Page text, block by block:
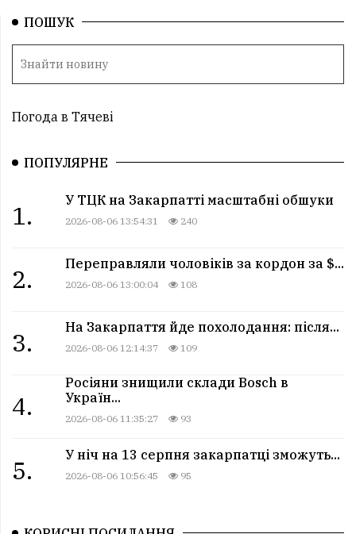
ПОШУК
Погода в Тячеві
ПОПУЛЯРНЕ
1.
У ТЦК на Закарпатті масштабні обшуки
2026-08-06 13:54:31 240
2.
Переправляли чоловіків за кордон за $...
2026-08-06 13:00:04 108
3.
На Закарпаття йде похолодання: після...
2026-08-06 12:14:37 109
4.
Росіяни знищили склади Bosch в
Україн...
2026-08-06 11:35:27 93
5.
У ніч на 13 серпня закарпатці зможуть...
2026-08-06 10:56:45 95